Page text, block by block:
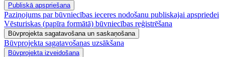
Publiskā apspriešana
Paziņojums par būvniecības ieceres nodošanu publiskajai apspriedei
Vēsturiskas (papīra formātā) būvniecības reģistrēšana
Būvprojekta sagatavošana un saskaņošana
Būvprojekta sagatavošanas uzsākšana
Būvprojekta izveidošana